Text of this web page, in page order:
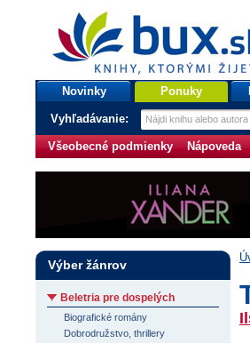
bux.sk
knihy, ktorými žijete
Úvodná stránka
Novinky Ponuky
Vyhľadávanie:
Všeobecné podmienky Nápoveda
Výber žánrov
Beletria pre dospelých
Biografické romány
Dobrodružstvo, thrillery